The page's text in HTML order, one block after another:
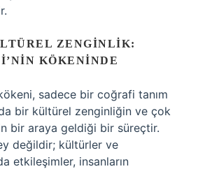
ZENGINLIK:
KÖKENINDE
sadece bir coğrafi tanım
bir kültürel zenginliğin ve çok
bir araya geldiği bir süreçtir.
değildir; kültürler ve
etkileşimler, insanların